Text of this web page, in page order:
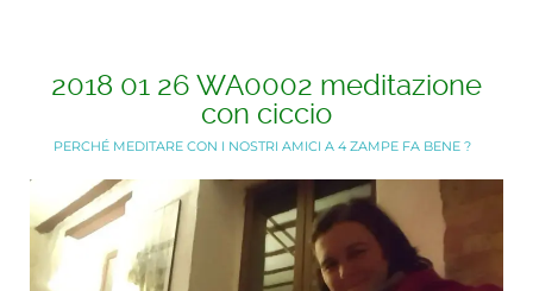
2018 01 26 WA0002 meditazione
con ciccio
PERCHÉ MEDITARE CON I NOSTRI AMICI A 4 ZAMPE FA BENE ?